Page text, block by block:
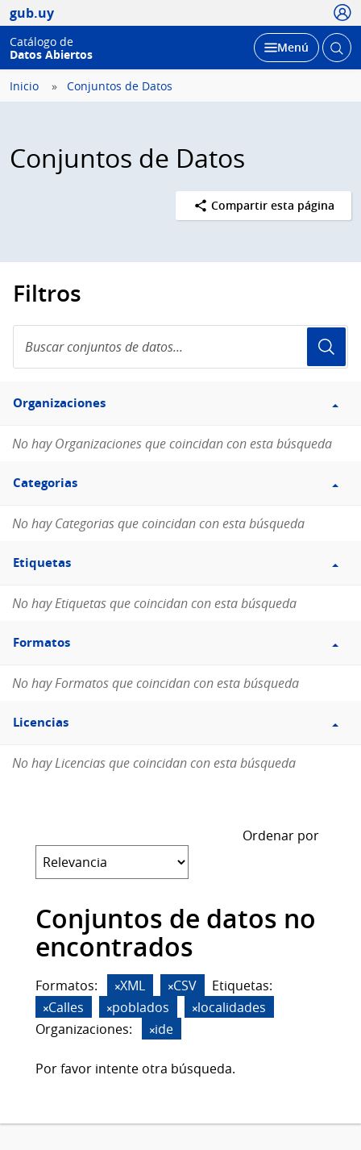
gub.uy
Catálogo de
Datos Abiertos
Desplegar
Menú Abrir
Inicio Conjuntos de Datos
Conjuntos de Datos
Compartir esta página
Filtros
conjuntos
de
Filtro
Organizaciones
Organizaciones
No hay Organizaciones que coincidan con esta búsqueda
Filtro
Categorias
Categorias
No hay Categorias que coincidan con esta búsqueda
Filtro
Etiquetas
Etiquetas
No hay Etiquetas que coincidan con esta búsqueda
Filtro
Formatos
Formatos
No hay Formatos que coincidan con esta búsqueda
Filtro
Licencias
Licencias
No hay Licencias que coincidan con esta búsqueda
Ordenar por
Conjuntos de datos no
encontrados
Formatos: XML CSV
Etiquetas:
Calles
poblados
localidades
Organizaciones:
ide
Por favor intente otra búsqueda.